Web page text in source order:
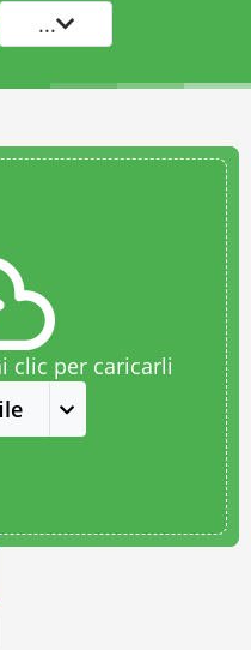
...
clic per caricarli